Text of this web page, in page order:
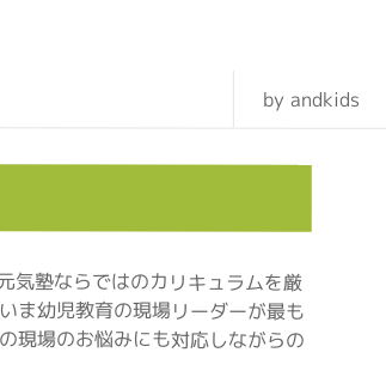
by andkids
塾ならではのカリキュラムを厳
ま幼児教育の現場リーダーが最も
現場のお悩みにも対応しながらの